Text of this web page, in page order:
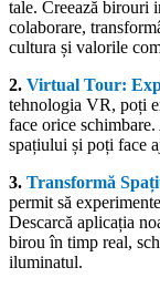
tale. Creează birouri
colaborare,
cultura și valorile
2. Virtual Tour:
tehnologia VR, poți
face orice
spațiului și poți face
3. Transformă
permit să
Descarcă aplicația
birou în timp real,
iluminatul.